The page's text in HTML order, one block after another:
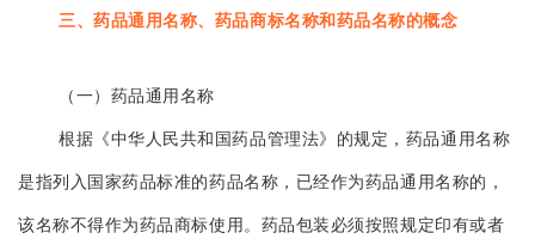
三、药品通用名称、药品商标名称和药品名称的概念
（一）药品通用名称
根据《中华人民共和国药品管理法》的规定，药品通用名称
是指列入国家药品标准的药品名称，已经作为药品通用名称的，
该名称不得作为药品商标使用。药品包装必须按照规定印有或者